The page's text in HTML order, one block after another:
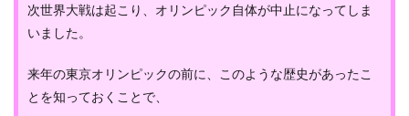
次世界大戦は起こり、オリンピック自体が中止になってしま
いました。
来年の東京オリンピックの前に、このような歴史があったこ
とを知っておくことで、